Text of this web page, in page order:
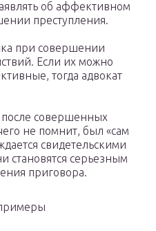
об аффективном
преступления.
при совершении
Если их можно
тогда адвокат
после совершенных
не помнит, был «сам
свидетельскими
становятся серьезным
приговора.